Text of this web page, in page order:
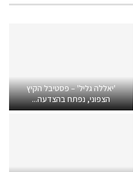
'יאללה גליל' – פסטיבל הקיץ
הצפוני, נפתח בהצדעה...